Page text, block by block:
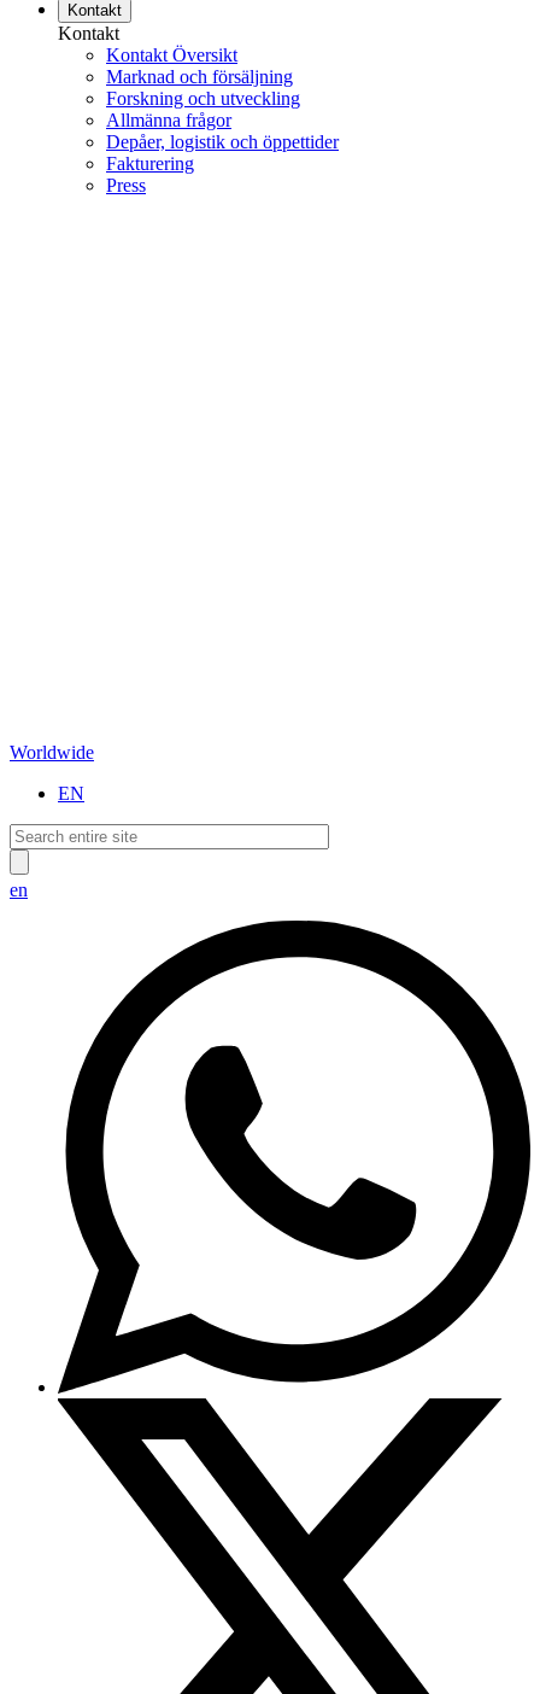
Kontakt
Kontakt
Kontakt Översikt
Marknad och försäljning
Forskning och utveckling
Allmänna frågor
Depåer, logistik och öppettider
Fakturering
Press
Worldwide
EN
en